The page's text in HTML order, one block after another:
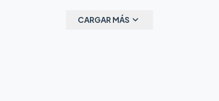
CARGAR MÁS keyboard_arrow_down